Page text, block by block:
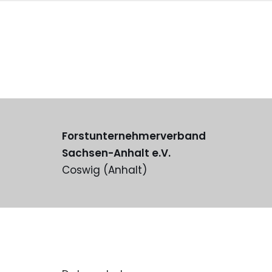
Forstunternehmerverband
Sachsen-Anhalt e.V.
Coswig (Anhalt)